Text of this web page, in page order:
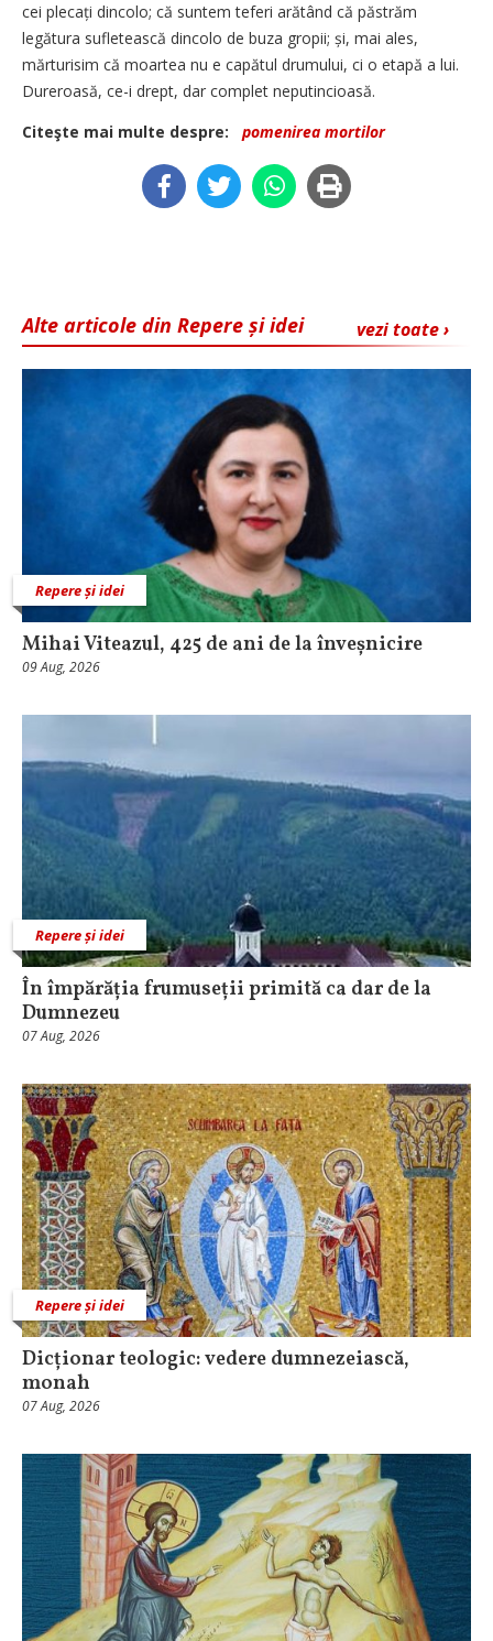
cei plecați dincolo; că suntem teferi arătând că păstrăm
legătura sufletească dincolo de buza gropii; și, mai ales,
mărturisim că moartea nu e capătul drumului, ci o etapă a lui.
Dureroasă, ce-i drept, dar complet neputincioasă.
Citeşte mai multe despre:
pomenirea mortilor
vezi toate ›
Alte articole din Repere și idei
Repere și idei
Mihai Viteazul, 425 de ani de la înveșnicire
09 Aug, 2026
Repere și idei
În împărăția frumuseții primită ca dar de la
Dumnezeu
07 Aug, 2026
Repere și idei
Dicționar teologic: vedere dumnezeiască,
monah
07 Aug, 2026